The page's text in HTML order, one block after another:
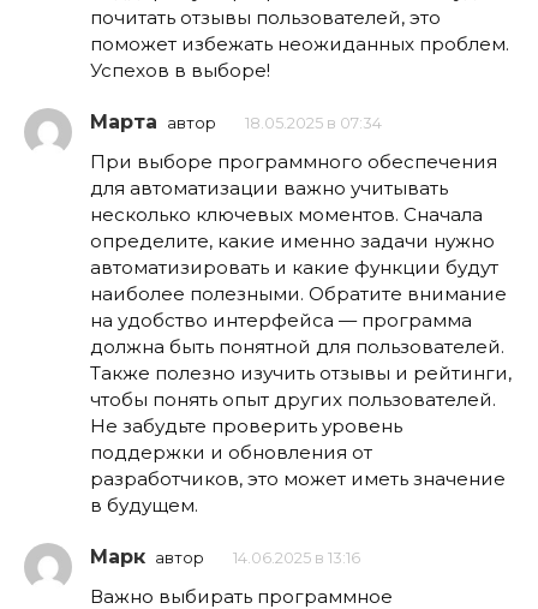
почитать отзывы пользователей, это
поможет избежать неожиданных проблем.
Успехов в выборе!
Марта автор 18.05.2025 в 07:34
При выборе программного обеспечения
для автоматизации важно учитывать
несколько ключевых моментов. Сначала
определите, какие именно задачи нужно
автоматизировать и какие функции будут
наиболее полезными. Обратите внимание
на удобство интерфейса — программа
должна быть понятной для пользователей.
Также полезно изучить отзывы и рейтинги,
чтобы понять опыт других пользователей.
Не забудьте проверить уровень
поддержки и обновления от
разработчиков, это может иметь значение
в будущем.
Марк автор 14.06.2025 в 13:16
Важно выбирать программное